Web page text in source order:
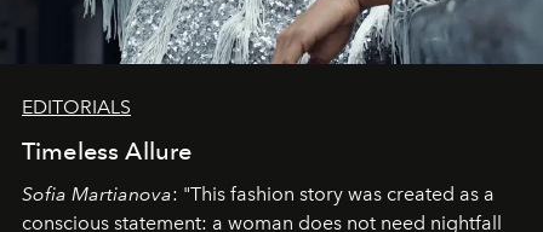
EDITORIALS
Timeless Allure
Sofia Martianova: "This fashion story was created as a
conscious statement: a woman does not need nightfall